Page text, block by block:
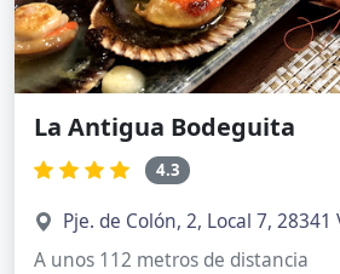
La Antigua Bodeguita
4.3
Pje. de Colón, 2, Local 7,
A unos 112 metros de distancia